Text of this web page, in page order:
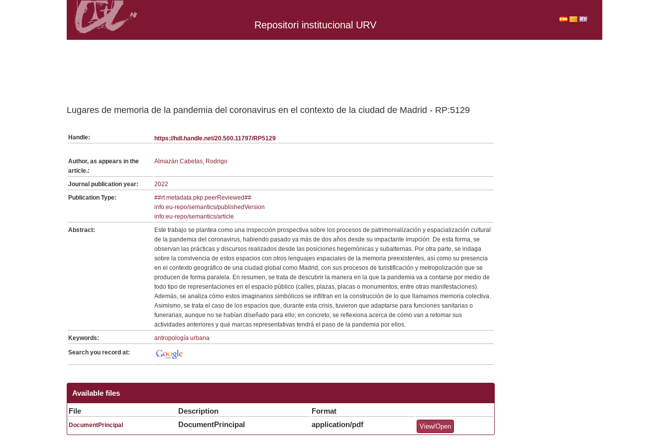
Repositori institucional URV
Lugares de memoria de la pandemia del coronavirus en el contexto de la ciudad de Madrid - RP:5129
Handle: https://hdl.handle.net/20.500.11797/RP5129
Author, as appears in the
article.:
Almazán Cabetas, Rodrigo
Journal publication year:
2022
Publication Type:
##rt.metadata.pkp.peerReviewed##
info:eu-repo/semantics/publishedVersion
info:eu-repo/semantics/article
Abstract:
Este trabajo se plantea como una inspección prospectiva sobre los procesos de patrimonialización y espacialización cultural
de la pandemia del coronavirus, habiendo pasado ya más de dos años desde su impactante irrupción. De esta forma, se
observan las prácticas y discursos realizados desde las posiciones hegemónicas y subalternas. Por otra parte, se indaga
sobre la convivencia de estos espacios con otros lenguajes espaciales de la memoria preexistentes, así como su presencia
en el contexto geográfico de una ciudad global como Madrid, con sus procesos de turistificación y metropolización que se
producen de forma paralela. En resumen, se trata de descubrir la manera en la que la pandemia va a contarse por medio de
todo tipo de representaciones en el espacio público (calles, plazas, placas o monumentos, entre otras manifestaciones).
Además, se analiza cómo estos imaginarios simbólicos se infiltran en la construcción de lo que llamamos memoria colectiva.
Asimismo, se trata el caso de los espacios que, durante esta crisis, tuvieron que adaptarse para funciones sanitarias o
funerarias, aunque no se habían diseñado para ello; en concreto, se reflexiona acerca de cómo van a retomar sus
actividades anteriores y qué marcas representativas tendrá el paso de la pandemia por ellos.
Keywords:
antropología urbana
Search you record at:
Available files
File Description Format
DocumentPrincipal DocumentPrincipal application/pdf View/Open